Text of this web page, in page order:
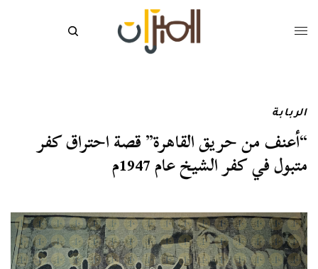
الربابة
“أعنف من حريق القاهرة” قصة احتراق كفر
متبول في كفر الشيخ عام 1947م